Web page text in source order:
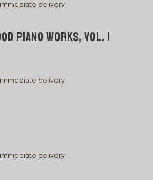
delivery
PIANO WORKS, VOL. I
delivery
delivery